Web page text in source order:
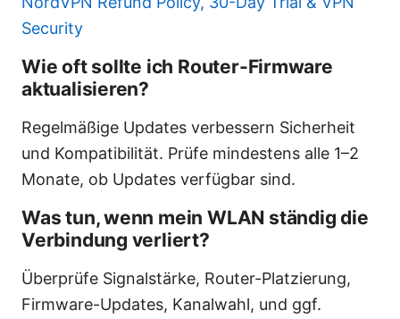
Security
Wie oft sollte ich Router-Firmware
aktualisieren?
Regelmäßige Updates verbessern Sicherheit
und Kompatibilität. Prüfe mindestens alle 1–2
Monate, ob Updates verfügbar sind.
Was tun, wenn mein WLAN ständig die
Verbindung verliert?
Überprüfe Signalstärke, Router-Platzierung,
Firmware-Updates, Kanalwahl, und ggf.